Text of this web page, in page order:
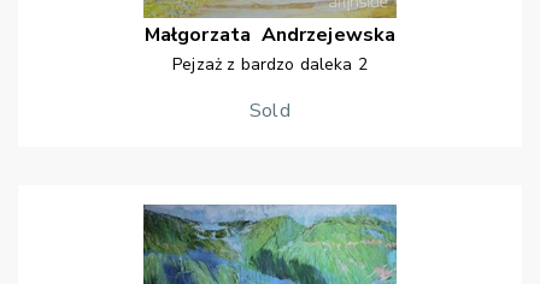
Małgorzata Andrzejewska
Pejzaż z bardzo daleka 2
Sold